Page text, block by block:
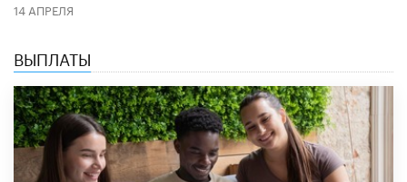
14 АПРЕЛЯ
ВЫПЛАТЫ